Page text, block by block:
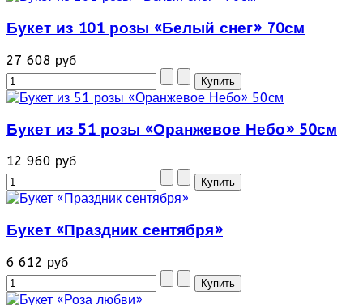
Букет из 101 розы «Белый снег» 70см
27 608 руб
Букет из 51 розы «Оранжевое Небо» 50см
12 960 руб
Букет «Праздник сентября»
6 612 руб